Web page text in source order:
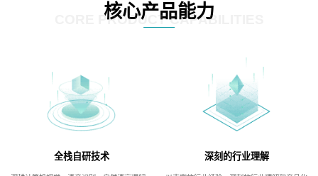
核心产品能力
CORE PRODUCT CAPABILITIES
全栈自研技术 深刻的行业理解